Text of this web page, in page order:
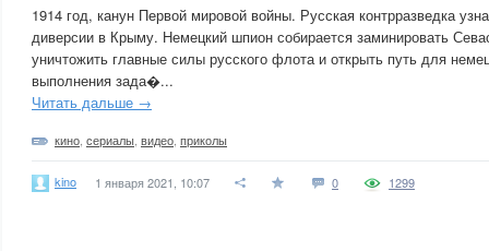
1914 год, канун Первой мировой войны. Русская контрразведка
диверсии в Крыму. Немецкий шпион собирается заминировать
уничтожить главные силы русского флота и открыть путь для
выполнения зада�...
Читать дальше →
кино сериалы видео приколы
kino 1 января 2021, 10:07 0 1299